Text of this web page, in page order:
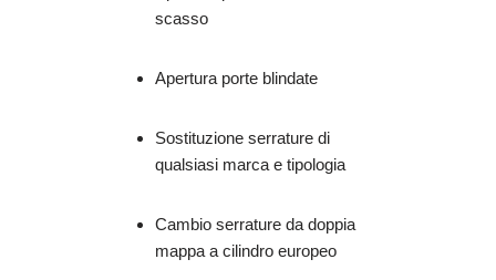
scasso
Apertura porte blindate
Sostituzione serrature di
qualsiasi marca e tipologia
Cambio serrature da doppia
mappa a cilindro europeo